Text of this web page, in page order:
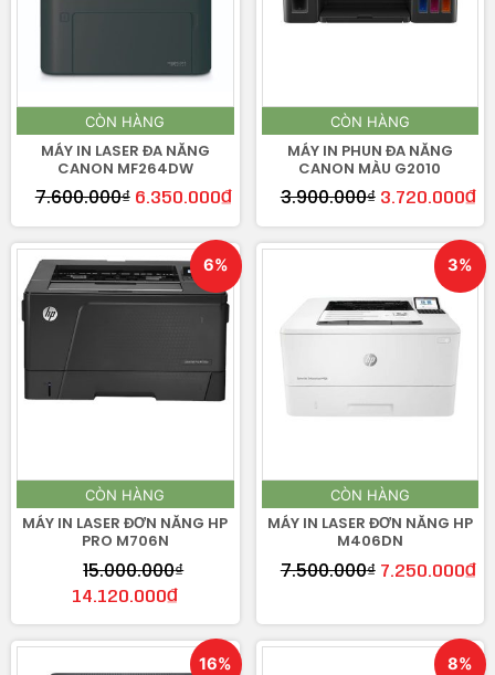
CÒN HÀNG
MÁY IN LASER ĐA NĂNG
CANON MF264DW
7.600.000₫ 6.350.000₫
CÒN HÀNG
MÁY IN PHUN ĐA NĂNG
CANON MÀU G2010
3.900.000₫ 3.720.000₫
6%
CÒN HÀNG
MÁY IN LASER ĐƠN NĂNG HP
PRO M706N
15.000.000₫
14.120.000₫
3%
CÒN HÀNG
MÁY IN LASER ĐƠN NĂNG HP
M406DN
7.500.000₫ 7.250.000₫
16% 8%